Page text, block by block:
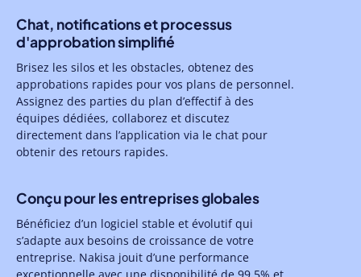
Chat, notifications et processus
d'approbation simplifié
Brisez les silos et les obstacles, obtenez des
approbations rapides pour vos plans de personnel.
Assignez des parties du plan d’effectif à des
équipes dédiées, collaborez et discutez
directement dans l’application via le chat pour
obtenir des retours rapides.
Conçu pour les entreprises globales
Bénéficiez d’un logiciel stable et évolutif qui
s’adapte aux besoins de croissance de votre
entreprise. Nakisa jouit d’une performance